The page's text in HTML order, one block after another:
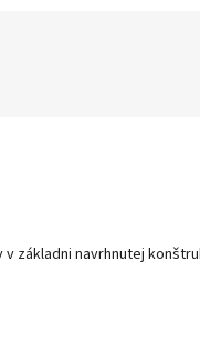
základni navrhnutej